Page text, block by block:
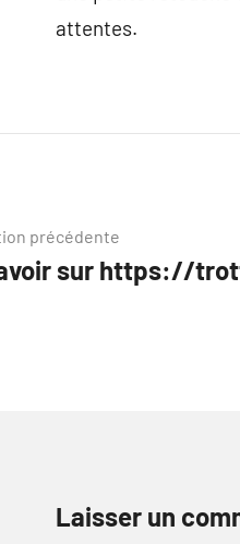
attentes.
précédente
sur https://
Laisser un